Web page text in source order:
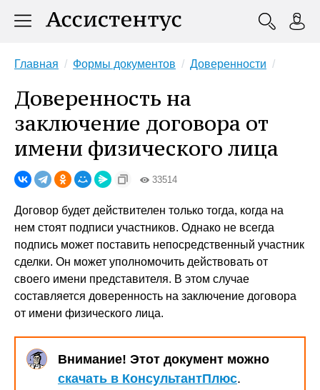
Главная Формы документов Доверенности
Доверенность на
заключение договора от
имени физического лица
33514
Договор будет действителен только тогда, когда на
нем стоят подписи участников. Однако не всегда
подпись может поставить непосредственный участник
сделки. Он может уполномочить действовать от
своего имени представителя. В этом случае
составляется доверенность на заключение договора
от имени физического лица.
Внимание! Этот документ можно
скачать в КонсультантПлюс.